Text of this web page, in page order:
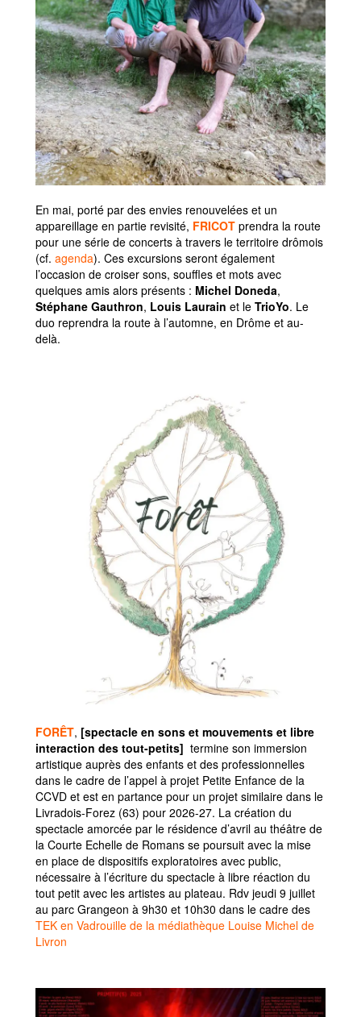
En mai, porté par des envies renouvelées et un
appareillage en partie revisité, FRICOT prendra la route
pour une série de concerts à travers le territoire drômois
(cf.agenda). Ces excursions seront également
l’occasion de croiser sons, souffles et mots avec
quelques amis alors présents : Michel Doneda,
Stéphane Gauthron, Louis Laurain et leTrioYo. Le
duo reprendra la route à l’automne, en Drôme et au-
delà.
FORÊT, [spectacle en sons et mouvements et libre
interaction des tout-petits]termine son immersion
artistique auprès des enfants et des professionnelles
dans le cadre de l’appel à projet Petite Enfance de la
CCVD et est en partance pour un projet similaire dans le
Livradois-Forez (63) pour 2026-27. La création du
spectacle amorcée par le résidence d’avril au théâtre de
la Courte Echelle de Romans se poursuit avec la mise
en place de dispositifs exploratoires avec public,
nécessaire à l’écriture du spectacle à libre réaction du
tout petit avec les artistes au plateau. Rdv jeudi 9 juillet
au parc Grangeon à 9h30 et 10h30 dans le cadre des
TEK en Vadrouille de la médiathèque Louise Michel de
Livron